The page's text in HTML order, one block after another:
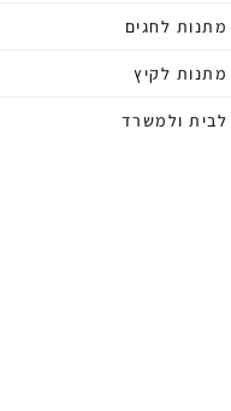
מתנות לחגים
מתנות לקיץ
לבית ולמשרד